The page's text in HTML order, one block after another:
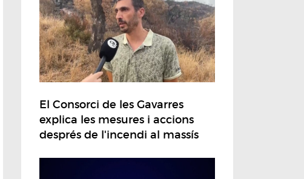
El Consorci de les Gavarres
explica les mesures i accions
després de l'incendi al massís